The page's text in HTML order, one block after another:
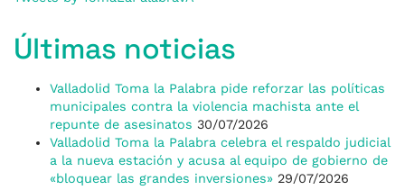
Últimas noticias
Valladolid Toma la Palabra pide reforzar las políticas
municipales contra la violencia machista ante el
repunte de asesinatos 30/07/2026
Valladolid Toma la Palabra celebra el respaldo judicial
a la nueva estación y acusa al equipo de gobierno de
«bloquear las grandes inversiones» 29/07/2026